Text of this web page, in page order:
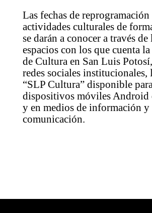
Las fechas de reprogramación
actividades culturales de
se darán a conocer a través
espacios con los que cuenta
de Cultura en San Luis
redes sociales institucionales,
“SLP Cultura” disponible
dispositivos móviles Android
y en medios de información y
comunicación.